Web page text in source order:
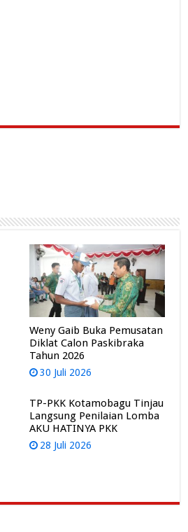
Weny Gaib Buka Pemusatan
Diklat Calon Paskibraka
Tahun 2026
30 Juli 2026
TP-PKK Kotamobagu Tinjau
Langsung Penilaian Lomba
AKU HATINYA PKK
28 Juli 2026